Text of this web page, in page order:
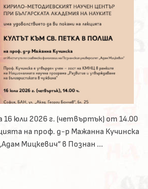
16 юли 2026 г. (четвъртък) от 14.00
на проф. д-р Мажанна Кучинска
Мицкевич“ в Познан ...